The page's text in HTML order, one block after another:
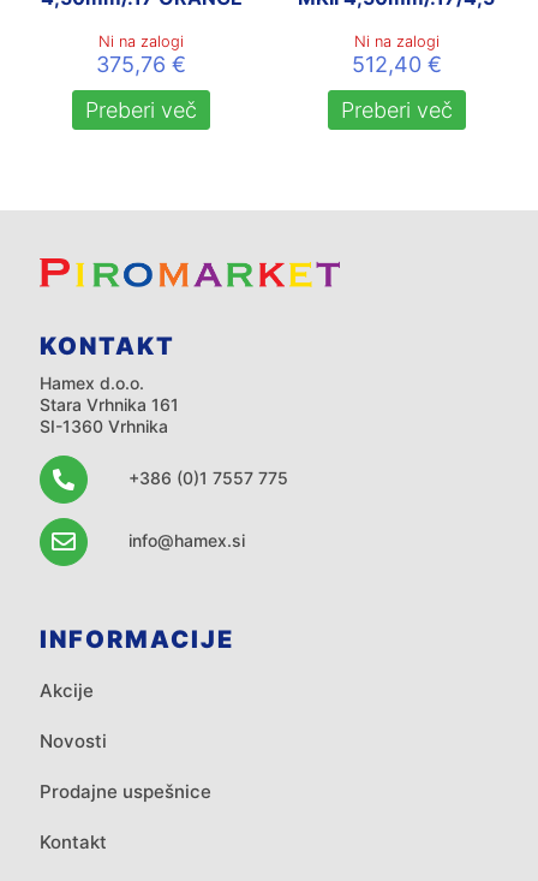
Ni na zalogi
375,76€
Preberi več
Ni na zalogi
512,40 €
Preberi več
KONTAKT
Hamex d.o.o.
Stara Vrhnika 161
SI-1360 Vrhnika
+386 (0)1 7557 775
info@hamex.si
INFORMACIJE
Akcije
Novosti
Prodajne uspešnice
Kontakt